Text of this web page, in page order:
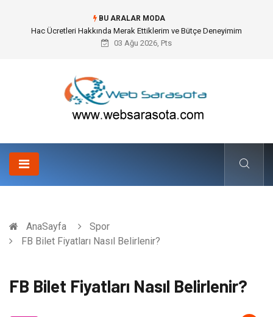
BU ARALAR MODA
Öneri Sistemi ile Kurumsal İnovasyonun Dijitalleşmesi
03 Ağu 2026, Pts
AnaSayfa
Spor
FB Bilet Fiyatları Nasıl Belirlenir?
FB Bilet Fiyatları Nasıl Belirlenir?